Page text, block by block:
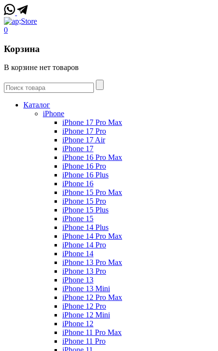
0
Корзина
В корзине нет товаров
Каталог
iPhone
iPhone 17 Pro Max
iPhone 17 Pro
iPhone 17 Air
iPhone 17
iPhone 16 Pro Max
iPhone 16 Pro
iPhone 16 Plus
iPhone 16
iPhone 15 Pro Max
iPhone 15 Pro
iPhone 15 Plus
iPhone 15
iPhone 14 Plus
iPhone 14 Pro Max
iPhone 14 Pro
iPhone 14
iPhone 13 Pro Max
iPhone 13 Pro
iPhone 13
iPhone 13 Mini
iPhone 12 Pro Max
iPhone 12 Pro
iPhone 12 Mini
iPhone 12
iPhone 11 Pro Max
iPhone 11 Pro